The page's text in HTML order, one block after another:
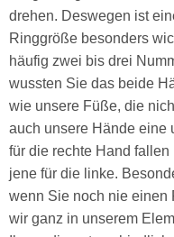
drehen. Deswegen ist
Ringgröße besonders
häufig zwei bis drei
wussten Sie das beide
wie unsere Füße, die
auch unsere Hände eine
für die rechte Hand
jene für die linke.
wenn Sie noch nie einen
wir ganz in unserem